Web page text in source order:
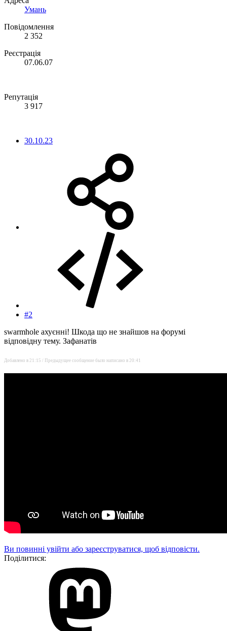
Умань
Повідомлення
2 352
Реєстрація
07.06.07
Репутація
3 917
30.10.23
#2
swarmhole ахуєнні! Шкода що не знайшов на форумі
відповідну тему. Зафанатів
Добавлено в 21:15 / Предыдущее сообщение было написано в 20:41
Ви повинні увійти або зареєструватися, щоб відповісти.
Поділитися: